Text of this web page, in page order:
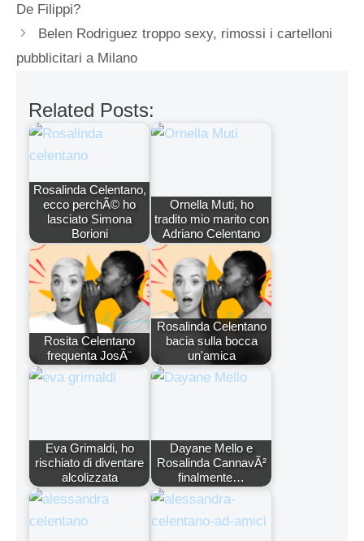
De Filippi?
Belen Rodriguez troppo sexy, rimossi i cartelloni
pubblicitari a Milano
Related Posts:
Rosalinda Celentano,
ecco perchÃ© ho
lasciato Simona
Borioni
Ornella Muti, ho
tradito mio marito con
Adriano Celentano
Rosita Celentano
frequenta JosÃ¨
Rosalinda Celentano
bacia sulla bocca
un'amica
Eva Grimaldi, ho
rischiato di diventare
alcolizzata
Dayane Mello e
Rosalinda CannavÃ²
finalmente…